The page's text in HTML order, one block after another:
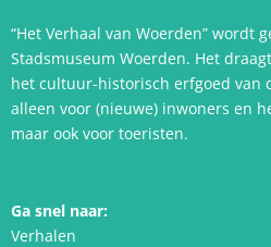
“Het Verhaal van Woerden” wordt
Stadsmuseum Woerden. Het
het cultuur-historisch erfgoed van
alleen voor (nieuwe) inwoners en
maar ook voor toeristen.
Ga snel naar:
Verhalen